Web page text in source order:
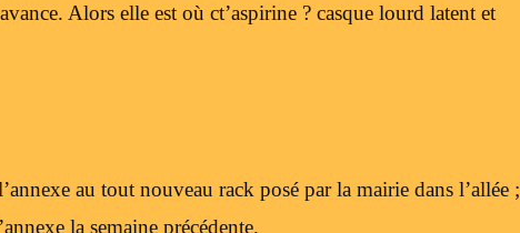
Alors elle est où ct’aspirine ? casque lourd latent et
au tout nouveau rack posé par la mairie dans l’allée ;
la semaine précédente.